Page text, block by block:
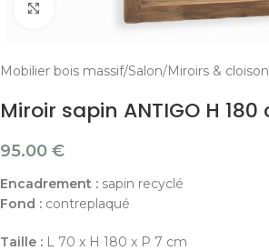
Cliquer pour agrandir
Mobilier bois massif Salon Miroirs &
Miroir sapin ANTIGO H 180
95.00 €
Encadrement : sapin recyclé
Fond : contreplaqué
Taille : L 70 x H 180 x P 7 cm